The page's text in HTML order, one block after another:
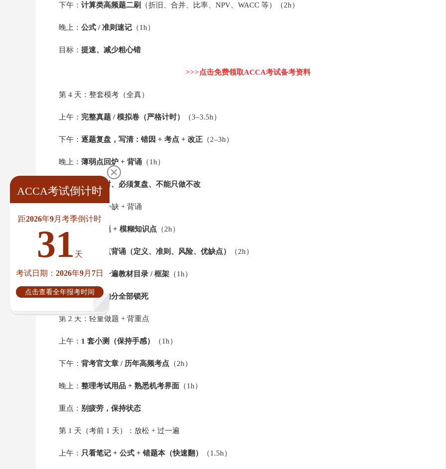
下午： 计算类高频题二刷 （折旧、合并、比率、NPV、WACC 等）（2h）
晚上： 公式 / 准则速记（1h）
目标： 提速、减少粗心错
>>>点击免费领取ACCA考试备考资料
第 4 天：整套模考（全真）
上午： 完整真题 / 模拟卷（严格计时） （3–3.5h）
下午： 逐题复盘，写清：错因 + 考点 + 改正（2–3h）
晚上： 薄弱点回炉 + 背诵（1h）
关键： 必须限时、必须复盘、不能只做不改
第 3 天：查漏补缺 + 背诵
只看错题 + 模糊知识点（2h）
下午：高频考点背诵（定义、准则、风险、优缺点） （2h）
晚上：快速过一遍教材目录 / 框架（1h）
目标：把能拿的分全部锁死
第 2 天：轻量做题 + 背重点
上午： 1 套小测（保持手感） （1h）
下午： 背考官文章 / 历年高频考点（2h）
晚上： 整理考试用品 + 熟悉机考界面（1h）
重点： 别疲劳，保持状态
第 1 天（考前 1 天）：放松 + 过一遍
上午： 只看笔记 + 公式 + 错题本（快速翻） （1.5h）
ACCA考试倒计时
距2026年9月考季倒计时
31 天
考试日期：2026年9月7日
点击查看全年报考时间